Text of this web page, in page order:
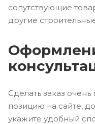
сопутствующие
другие
Сделать заказ
позицию на сайте,
укажите удобный